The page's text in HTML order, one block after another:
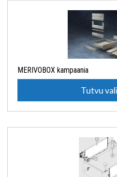
MERIVOBOX kampaania
Tutvu